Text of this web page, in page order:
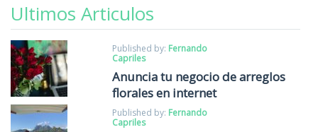
Ultimos Articulos
Published by: Fernando
Capriles
Anuncia tu negocio de arreglos
florales en internet
Published by: Fernando
Capriles